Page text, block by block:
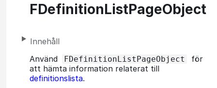
FDefinitionListPageObject
Innehåll
Använd
FDefinitionListPageObject
för
att hämta information relaterat till
definitionslista.